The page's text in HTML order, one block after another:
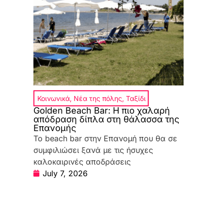
Κοινωνικά, Νέα της πόλης, Ταξίδι
Golden Beach Bar: Η πιο χαλαρή
απόδραση δίπλα στη θάλασσα της
Επανομής
Το beach bar στην Επανομή που θα σε
συμφιλιώσει ξανά με τις ήσυχες
καλοκαιρινές αποδράσεις
July 7, 2026